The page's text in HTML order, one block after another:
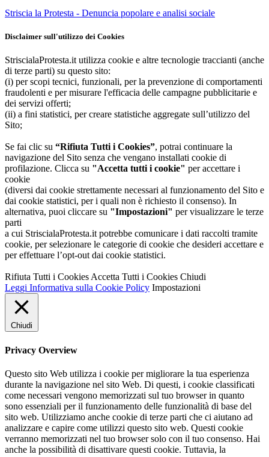
Striscia la Protesta - Denuncia popolare e analisi sociale
Disclaimer sull'utilizzo dei Cookies
StriscialaProtesta.it utilizza cookie e altre tecnologie traccianti (anche
di terze parti) su questo sito:
(i) per scopi tecnici, funzionali, per la prevenzione di comportamenti
fraudolenti e per misurare l'efficacia delle campagne pubblicitarie e
dei servizi offerti;
(ii) a fini statistici, per creare statistiche aggregate sull’utilizzo del
Sito;
Se fai clic su “Rifiuta Tutti i Cookies”, potrai continuare la
navigazione del Sito senza che vengano installati cookie di
profilazione. Clicca su "Accetta tutti i cookie" per accettare i
cookie
(diversi dai cookie strettamente necessari al funzionamento del Sito e
dai cookie statistici, per i quali non è richiesto il consenso). In
alternativa, puoi cliccare su "Impostazioni" per visualizzare le terze
parti
a cui StriscialaProtesta.it potrebbe comunicare i dati raccolti tramite
cookie, per selezionare le categorie di cookie che desideri accettare e
per effettuare l’opt-out dai cookie statistici.
Rifiuta Tutti i CookiesAccetta Tutti i Cookies Chiudi
Leggi Informativa sulla Cookie Policy Impostazioni
Chiudi
Privacy Overview
Questo sito Web utilizza i cookie per migliorare la tua esperienza
durante la navigazione nel sito Web. Di questi, i cookie classificati
come necessari vengono memorizzati sul tuo browser in quanto
sono essenziali per il funzionamento delle funzionalità di base del
sito web. Utilizziamo anche cookie di terze parti che ci aiutano ad
analizzare e capire come utilizzi questo sito web. Questi cookie
verranno memorizzati nel tuo browser solo con il tuo consenso. Hai
anche la possibilità di disattivare questi cookie. Tuttavia, la